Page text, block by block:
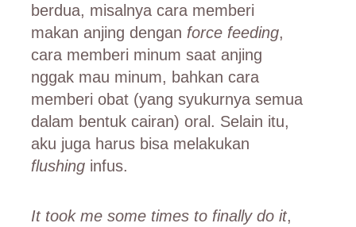
berdua, misalnya cara memberi
makan anjing dengan force feeding,
cara memberi minum saat anjing
nggak mau minum, bahkan cara
memberi obat (yang syukurnya semua
dalam bentuk cairan) oral. Selain itu,
aku juga harus bisa melakukan
flushinginfus.
It took me some times to finally do it,